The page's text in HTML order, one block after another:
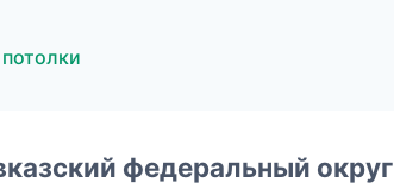
федеральный округ